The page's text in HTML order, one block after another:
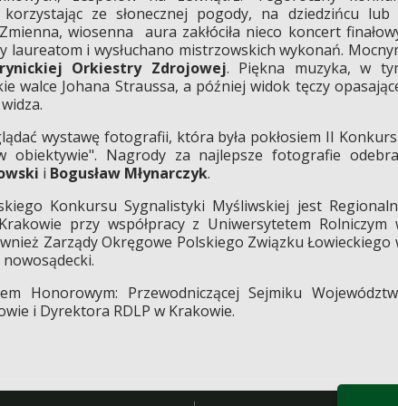
ze słonecznej pogody, na dziedzińcu lub
wiosenna aura zakłóciła nieco koncert
i wysłuchano mistrzowskich wykonań.
Orkiestry Zdrojowej. Piękna muzyka, w
walce Johana Straussa, a później widok tęczy
wystawę fotografii, która była pokłosiem II
obiektywie". Nagrody za najlepsze fotografie
i Bogusław Młynarczyk.
Konkursu Sygnalistyki Myśliwskiej jest
przy współpracy z Uniwersytetem Rolniczym
Zarządy Okręgowe Polskiego Związku Łowieckiego
Honorowym: Przewodniczącej Sejmiku
i Dyrektora RDLP w Krakowie.